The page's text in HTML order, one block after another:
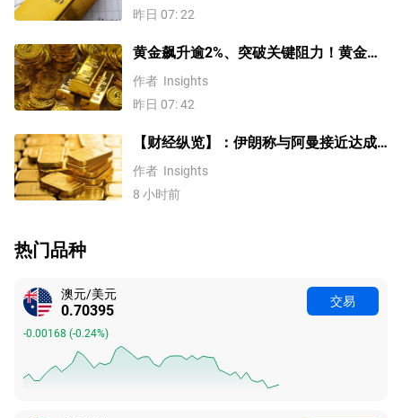
昨日 07: 22
黄金飙升逾2%、突破关键阻力！黄金、
WTI原油、美元指数、纳指100指数技术
分析
作者 Insights
昨日 07: 42
【财经纵览】：伊朗称与阿曼接近达成
协议，黄金涨超200美元、WTI原油三连
跌，道指续创历史新高！
作者 Insights
8 小时前
热门品种
澳元/美元
0.70395
-0.00168 (-0.24%)
交易